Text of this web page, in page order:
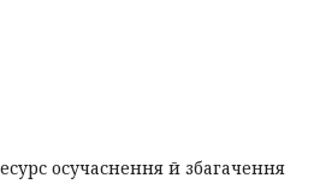
осучаснення й збагачення